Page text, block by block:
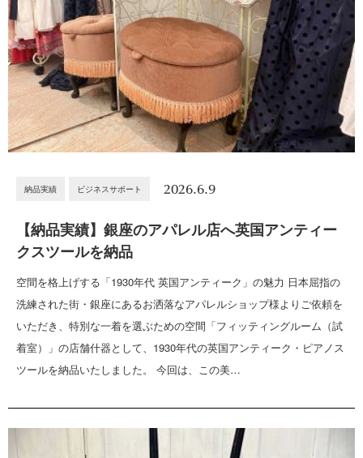
納品実績 ビジネスサポート 2026.6.9
【納品実績】銀座のアパレル店へ英国アンティー
クスツールを納品
空間を格上げする「1930年代 英国アンティーク」の魅力 日本屈指の
洗練された街・銀座にあるお洒落なアパレルショップ様よりご依頼を
いただき、特別な一着を選ぶための空間「フィッティングルーム（試
着室）」の店舗什器として、1930年代の英国アンティーク・ピアノス
ツールを納品いたしました。 今回は、この美…